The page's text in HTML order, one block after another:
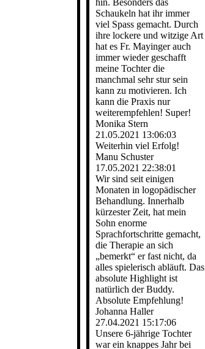
hin. Besonders das
Schaukeln hat ihr immer
viel Spass gemacht. Durch
ihre lockere und witzige Art
hat es Fr. Mayinger auch
immer wieder geschafft
meine Tochter die
manchmal sehr stur sein
kann zu motivieren. Ich
kann die Praxis nur
weiterempfehlen! Super!
Monika Stern
21.05.2021 13:06:03
Weiterhin viel Erfolg!
Manu Schuster
17.05.2021 22:38:01
Wir sind seit einigen
Monaten in logopädischer
Behandlung. Innerhalb
kürzester Zeit, hat mein
Sohn enorme
Sprachfortschritte gemacht,
die Therapie an sich
„bemerkt“ er fast nicht, da
alles spielerisch abläuft. Das
absolute Highlight ist
natürlich der Buddy.
Absolute Empfehlung!
Johanna Haller
27.04.2021 15:17:06
Unsere 6-jährige Tochter
war ein knappes Jahr bei